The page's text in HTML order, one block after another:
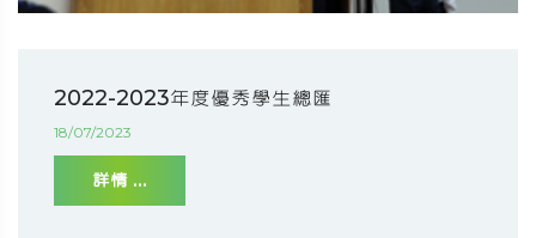
2022-2023年度優秀學生總匯
18/07/2023
詳情 ...